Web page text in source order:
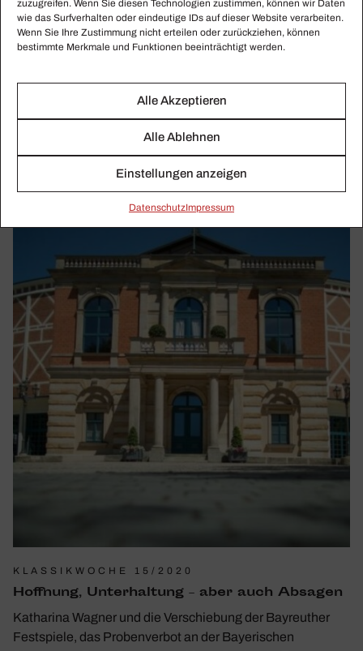
zuzugreifen. Wenn Sie diesen Technologien zustimmen, können wir Daten
wie das Surfverhalten oder eindeutige IDs auf dieser Website verarbeiten.
Wenn Sie Ihre Zustimmung nicht erteilen oder zurückziehen, können
bestimmte Merkmale und Funktionen beeinträchtigt werden.
Alle Akzeptieren
Alle Ablehnen
Einstellungen anzeigen
Daten­schutzImpressum
KLASSIKWOCHE 17/2020
Üben oder faulenzen?
Die Forderungen an Monika Grütters, die virtuelle Gala der
Metropolitan Opera mit Anna Netrebko und Jonas
Kaufmann, der Quarantäne-Talk von Chen Reiss.
KLASSIKWOCHE 15/2020
Hoff­nung, Unter­hal­tung – aber auch Absagen
Katharina Wagner und die Verschiebung der Bayreuther
Festspiele, das Probenverbot an der Bayerischen